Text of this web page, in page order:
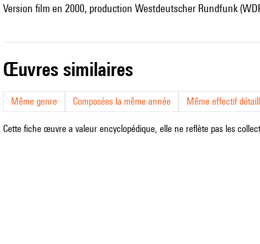
Version film en 2000, production Westdeutscher Rundfunk
œuvres similaires
Même genre Composées la même année Même effectif
Cette fiche œuvre a valeur encyclopédique, elle ne reflète pas les